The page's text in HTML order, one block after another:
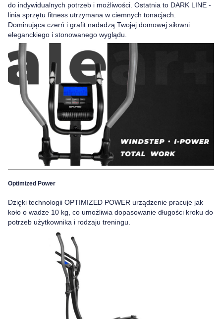
do indywidualnych potrzeb i możliwości. Ostatnia to DARK LINE -
linia sprzętu fitness utrzymana w ciemnych tonacjach.
Dominująca czerń i grafit nadadzą Twojej domowej siłowni
eleganckiego i stonowanego wyglądu.
Optimized Power
Dzięki technologii OPTIMIZED POWER urządzenie pracuje jak
koło o wadze 10 kg, co umożliwia dopasowanie długości kroku do
potrzeb użytkownika i rodzaju treningu.